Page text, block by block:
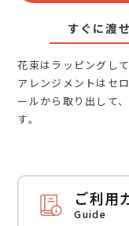
すぐに渡
花束はラッピングし
アレンジメントはセ
ールから取り出して
す。
ご利用
Guide